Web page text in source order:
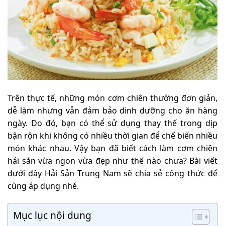
Trên thực tế, những món cơm chiên thường đơn giản,
dễ làm nhưng vẫn đảm bảo dinh dưỡng cho ăn hàng
ngày. Do đó, bạn có thể sử dụng thay thế trong dịp
bận rộn khi không có nhiều thời gian để chế biến nhiều
món khác nhau. Vậy bạn đã biết cách làm cơm chiên
hải sản vừa ngon vừa đẹp như thế nào chưa? Bài viết
dưới đây Hải Sản Trung Nam sẽ chia sẻ công thức để
cùng áp dụng nhé.
Mục lục nội dung